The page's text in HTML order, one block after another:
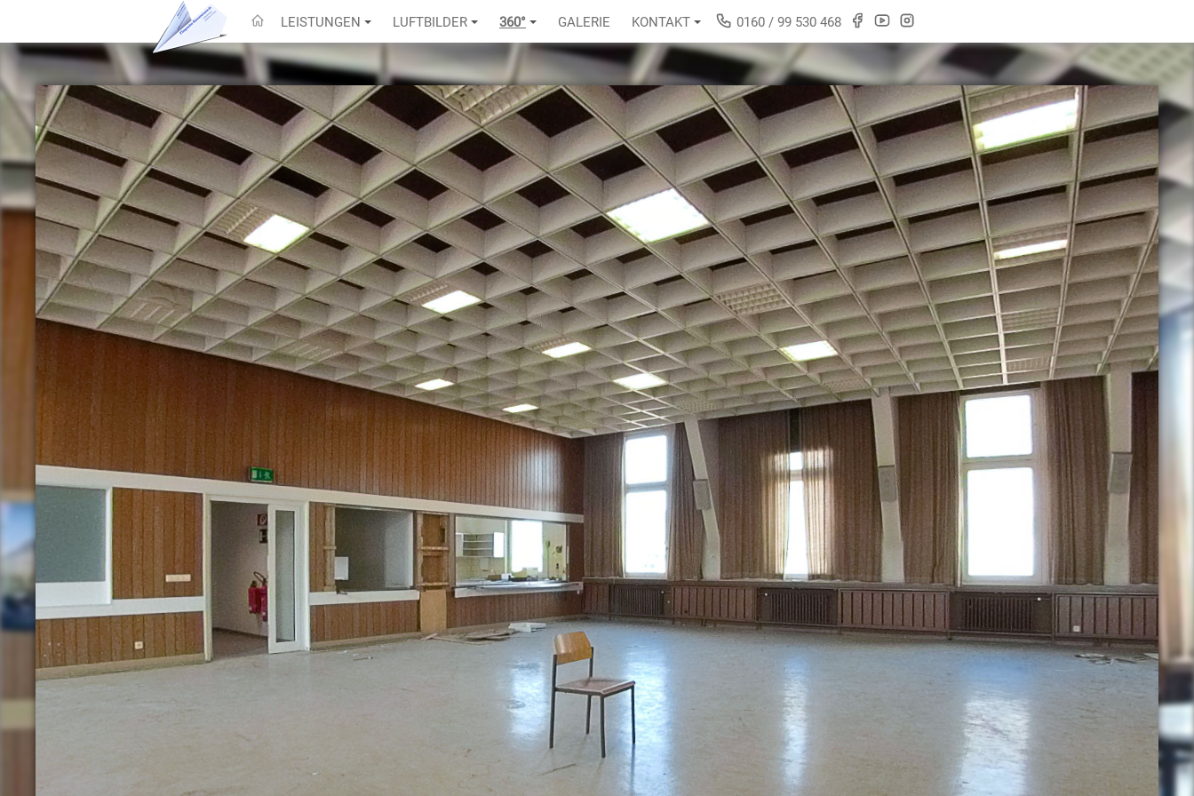
LEISTUNGEN LUFTBILDER 360° GALERIE KONTAKT 0160 / 99 530 468